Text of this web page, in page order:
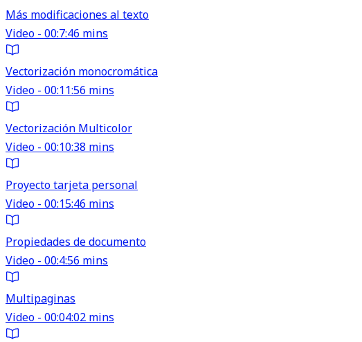
Más modificaciones al texto
Video - 00:7:46 mins
Vectorización monocromática
Video - 00:11:56 mins
Vectorización Multicolor
Video - 00:10:38 mins
Proyecto tarjeta personal
Video - 00:15:46 mins
Propiedades de documento
Video - 00:4:56 mins
Multipaginas
Video - 00:04:02 mins